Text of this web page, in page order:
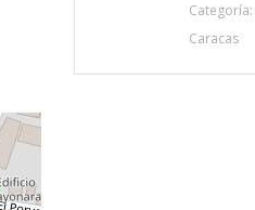
Categoría:
Caracas